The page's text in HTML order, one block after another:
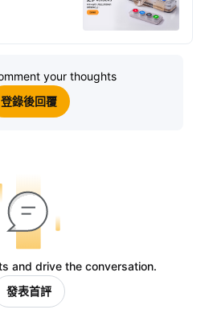
your thoughts
登錄後回覆
and drive the conversation.
發表首評